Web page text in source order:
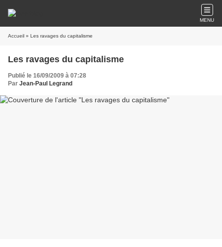
MENU
Accueil » Les ravages du capitalisme
Les ravages du capitalisme
Publié le 16/09/2009 à 07:28
Par Jean-Paul Legrand